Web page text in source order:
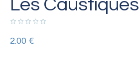
Les Caustiques
2.00 €